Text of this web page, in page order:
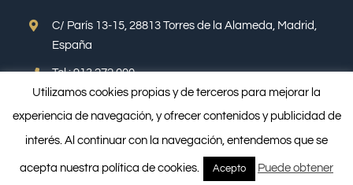
C/ París 13-15, 28813 Torres de la Alameda, Madrid,
España
Tel.: 913 272 000
Email: info@logimail.es
Web española: www.logimail.es
English-Web: www.logimail.eu
Utilizamos cookies propias y de terceros para mejorar la
experiencia de navegación, y ofrecer contenidos y publicidad de
interés. Al continuar con la navegación, entendemos que se
acepta nuestra política de cookies. Acepto Puede obtener